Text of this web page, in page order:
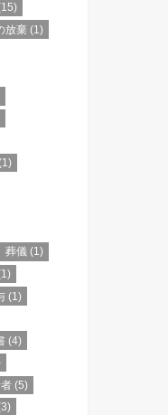
放棄 (1)
葬儀 (1)
(1)
(4)
(5)